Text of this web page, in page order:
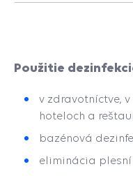
Použitie
v zdravotníctve,
hoteloch a
bazénová
eliminácia plesní